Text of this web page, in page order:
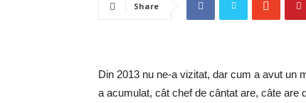
Share
Din 2013 nu ne-a vizitat, dar cum a avut un
a acumulat, cât chef de cântat are, câte are